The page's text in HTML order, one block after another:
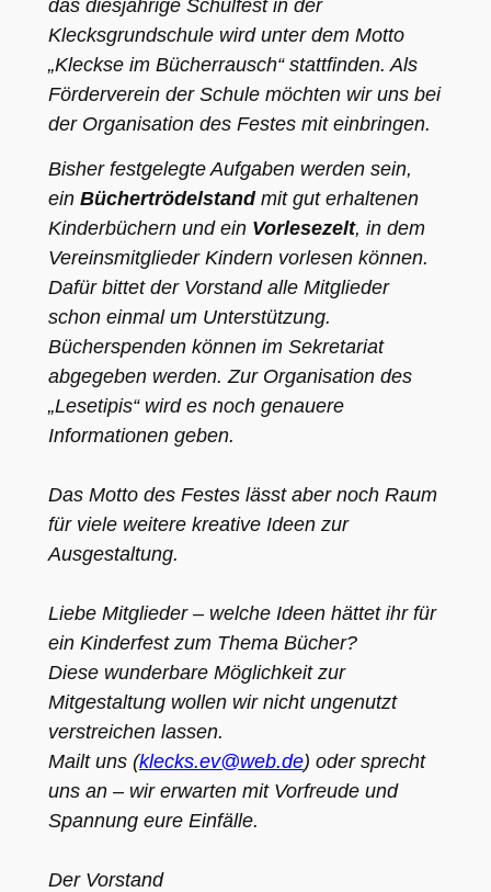
das diesjährige Schulfest in der
Klecksgrundschule wird unter dem Motto
„Kleckse im Bücherrausch“ stattfinden. Als
Förderverein der Schule möchten wir uns bei
der Organisation des Festes mit einbringen.
Bisher festgelegte Aufgaben werden sein,
ein Büchertrödelstand mit gut erhaltenen
Kinderbüchern und ein Vorlesezelt, in dem
Vereinsmitglieder Kindern vorlesen können.
Dafür bittet der Vorstand alle Mitglieder
schon einmal um Unterstützung.
Bücherspenden können im Sekretariat
abgegeben werden. Zur Organisation des
„Lesetipis“ wird es noch genauere
Informationen geben.
Das Motto des Festes lässt aber noch Raum
für viele weitere kreative Ideen zur
Ausgestaltung.
Liebe Mitglieder – welche Ideen hättet ihr für
ein Kinderfest zum Thema Bücher?
Diese wunderbare Möglichkeit zur
Mitgestaltung wollen wir nicht ungenutzt
verstreichen lassen.
Mailt uns (klecks.ev@web.de) oder sprecht
uns an – wir erwarten mit Vorfreude und
Spannung eure Einfälle.
Der Vorstand